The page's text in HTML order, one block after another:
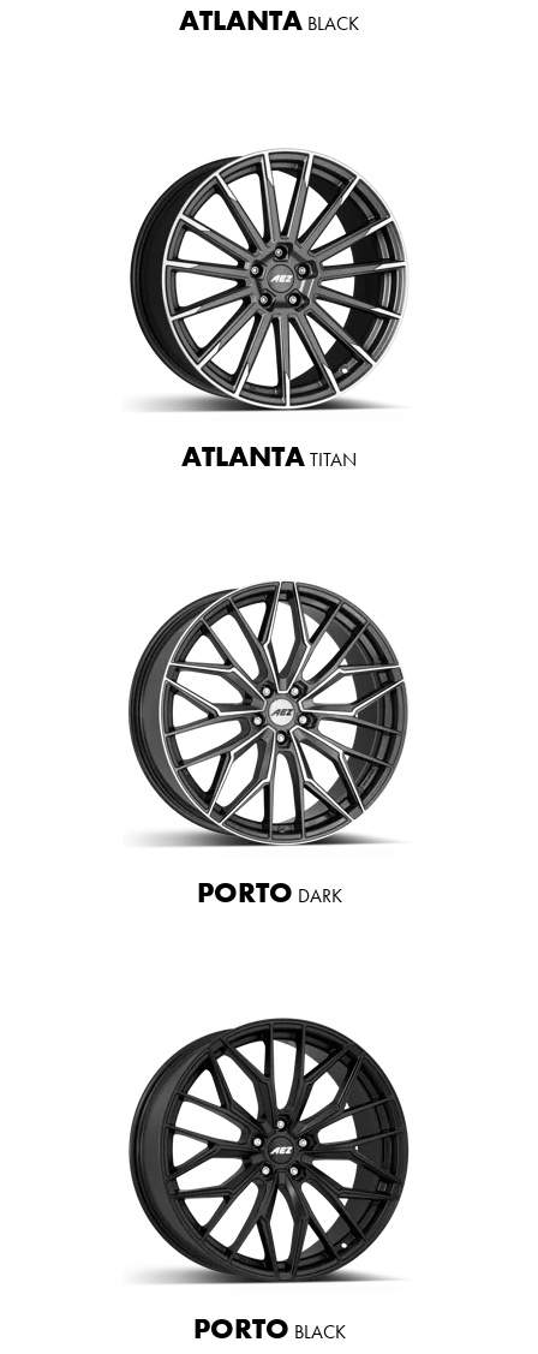
ATLANTA BLACK
ATLANTATITAN
PORTO DARK
PORTO BLACK